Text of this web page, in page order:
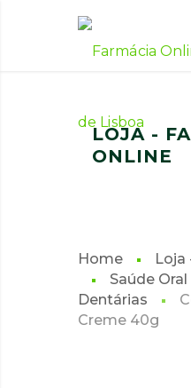
FARMÁCIA
LOJA -
ONLINE
Home
Loja
Saúde Oral
Dentárias
Creme 40g